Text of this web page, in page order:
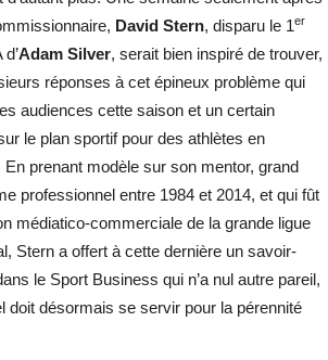
David Stern, disparu le 1er
Adam Silver, serait bien inspiré de trouver,
réponses à cet épineux problème qui
audiences cette saison et un certain
le plan sportif pour des athlètes en
prenant modèle sur son mentor, grand
professionnel entre 1984 et 2014, et qui fût
médiatico-commerciale de la grande ligue
Stern a offert à cette dernière un savoir-
le Sport Business qui n’a nul autre pareil,
doit désormais se servir pour la pérennité